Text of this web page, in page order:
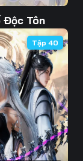
Tập 105
Tập 108
Tập 111
Tập 114
Tập 117
Tập 120
Độc Tôn
Tập 40